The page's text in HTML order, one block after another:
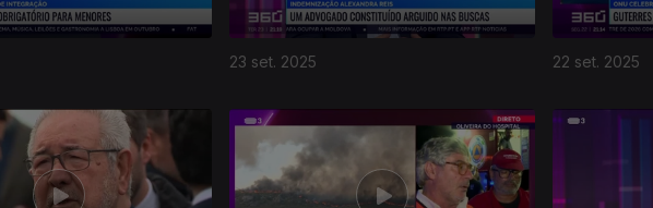
23 set. 2025 22 set. 2025